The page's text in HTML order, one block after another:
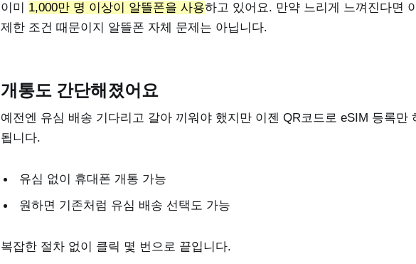
이미 1,000만 명 이상이 알뜰폰을 사용하고 있어요. 만약 느리게 느껴진다면
제한 조건 때문이지 알뜰폰 자체 문제는 아닙니다.
개통도 간단해졌어요
예전엔 유심 배송 기다리고 갈아 끼워야 했지만 이젠 QR코드로 eSIM 등록만
됩니다.
유심 없이 휴대폰 개통 가능
원하면 기존처럼 유심 배송 선택도 가능
복잡한 절차 없이 클릭 몇 번으로 끝입니다.